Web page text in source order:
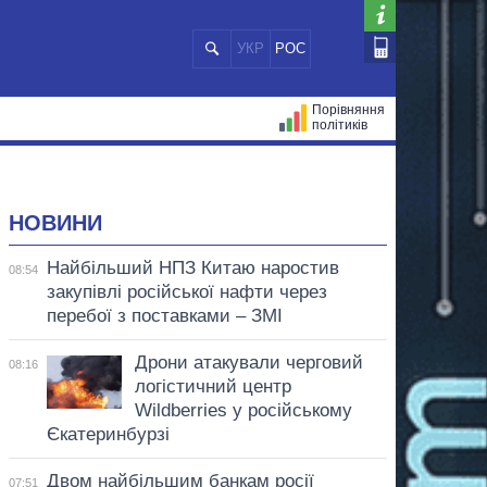
УКР РОС
Порівняння
політиків
НОВИНИ
08:54
Найбільший НПЗ Китаю наростив
закупівлі російської нафти через
перебої з поставками – ЗМІ
08:16
Дрони атакували черговий
логістичний центр
Wildberries у російському
Єкатеринбурзі
07:51
Двом найбільшим банкам росії